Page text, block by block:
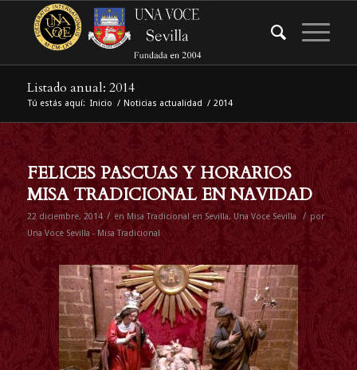
Listado anual: 2014
Tú estás aquí: Inicio / Noticias actualidad / 2014
FELICES PASCUAS Y HORARIOS
MISA TRADICIONAL EN NAVIDAD
22 diciembre, 2014 / en Misa Tradicional en Sevilla, Una Voce Sevilla / por
Una Voce Sevilla - Misa Tradicional